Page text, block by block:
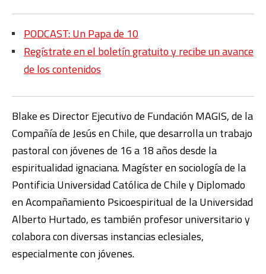
PODCAST: Un Papa de 10
Regístrate en el boletín gratuito y recibe un avance
de los contenidos
Blake es Director Ejecutivo de Fundación MAGIS, de la
Compañía de Jesús en Chile, que desarrolla un trabajo
pastoral con jóvenes de 16 a 18 años desde la
espiritualidad ignaciana. Magíster en sociología de la
Pontificia Universidad Católica de Chile y Diplomado
en Acompañamiento Psicoespiritual de la Universidad
Alberto Hurtado, es también profesor universitario y
colabora con diversas instancias eclesiales,
especialmente con jóvenes.